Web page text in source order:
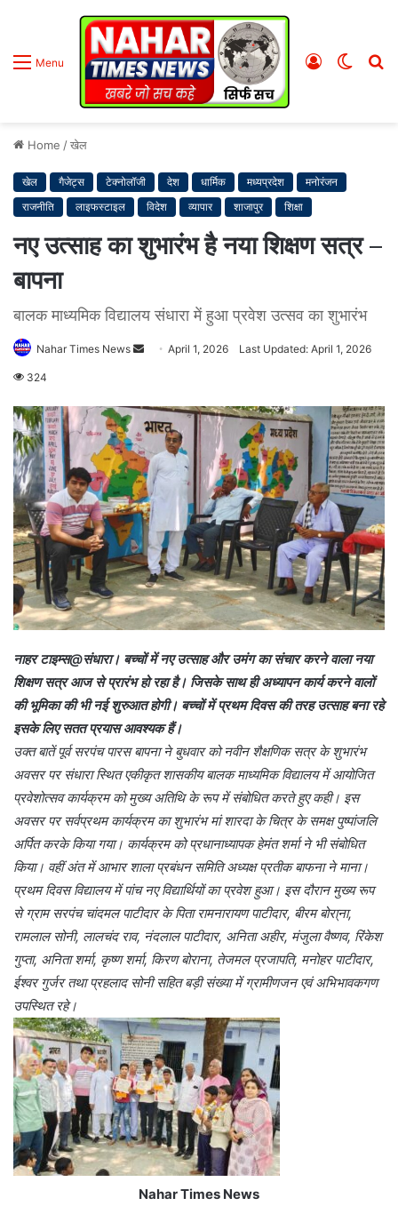
Menu
Switch
Log
Home /खेल
खेल गैजेट्स टेक्नोलॉजी देश धार्मिक मध्यप्रदेश
मनोरंजन
राजनीति
लाइफस्टाइल विदेश व्यापार शाजापुर शिक्षा
नए उत्साह का शुभारंभ है नया शिक्षण सत्र –
बापना
बालक माध्यमिक विद्यालय संधारा में हुआ प्रवेश उत्सव का शुभारंभ
Nahar Times News
d
a
n
e
m
a
l
April 1, 2026 Last Updated: April 1, 2026
324
नाहर टाइम्स@संधारा। बच्चों में नए उत्साह और उमंग का संचार करने वाला नया
शिक्षण सत्र आज से प्रारंभ हो रहा है। जिसके साथ ही अध्यापन कार्य करने वालों
की भूमिका की भी नई शुरुआत होगी। बच्चों में प्रथम दिवस की तरह उत्साह बना रहे
इसके लिए सतत प्रयास आवश्यक हैं।
उक्त बातें पूर्व सरपंच पारस बापना ने बुधवार को नवीन शैक्षणिक सत्र के शुभारंभ
अवसर पर संधारा स्थित एकीकृत शासकीय बालक माध्यमिक विद्यालय में आयोजित
प्रवेशोत्सव कार्यक्रम को मुख्य अतिथि के रूप में संबोधित करते हुए कही। इस
अवसर पर सर्वप्रथम कार्यक्रम का शुभारंभ मां शारदा के चित्र के समक्ष पुष्पांजलि
अर्पित करके किया गया। कार्यक्रम को प्रधानाध्यापक हेमंत शर्मा ने भी संबोधित
किया। वहीं अंत में आभार शाला प्रबंधन समिति अध्यक्ष प्रतीक बाफना ने माना।
प्रथम दिवस विद्यालय में पांच नए विद्यार्थियों का प्रवेश हुआ। इस दौरान मुख्य रूप
से ग्राम सरपंच चांदमल पाटीदार के पिता रामनारायण पाटीदार, बीरम बोरा्ना,
रामलाल सोनी, लालचंद राव, नंदलाल पाटीदार, अनिता अहीर, मंजुला वैष्णव, रिंकेश
गुप्ता, अनिता शर्मा, कृष्ण शर्मा, किरण बोराना, तेजमल प्रजापति, मनोहर पाटीदार,
ईश्वर गुर्जर तथा प्रहलाद सोनी सहित बड़ी संख्या में ग्रामीणजन एवं अभिभावकगण
उपस्थित रहे।
Nahar Times News